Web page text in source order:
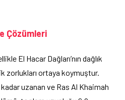
Çözümleri
El Hacar Dağları’nın dağlık
zorlukları ortaya koymuştur.
uzanan ve Ras Al Khaimah